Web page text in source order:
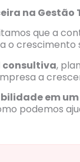
na
que a
o crescimento
,
a
em
podemos